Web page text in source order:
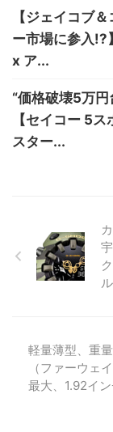
【ジェイコブ
ー市場に参入!?
x ア...
“価格破壊5万
【セイコー 5
スター...
軽量薄型、重
（ファーウェ
最大、1.92イ